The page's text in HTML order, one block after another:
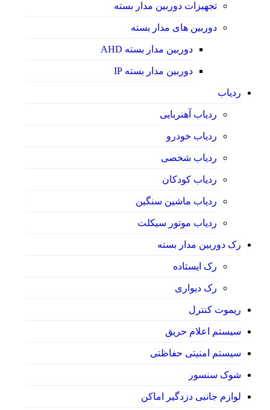
تجهیزات دوربین مدار بسته
دوربین های مدار بسته
دوربین مدار بسته AHD
دوربین مدار بسته IP
ردیاب
ردیاب آهنربایی
ردیاب خودرو
ردیاب شخصی
ردیاب کودکان
ردیاب ماشین سنگین
ردیاب موتور سیکلت
رک دوربین مدار بسته
رک ایستاده
رک دیواری
ریموت کنترل
سیستم اعلام حریق
سیستم امنیتی حفاظتی
شوک سنسور
لوازم جانبی دزدگیر اماکن